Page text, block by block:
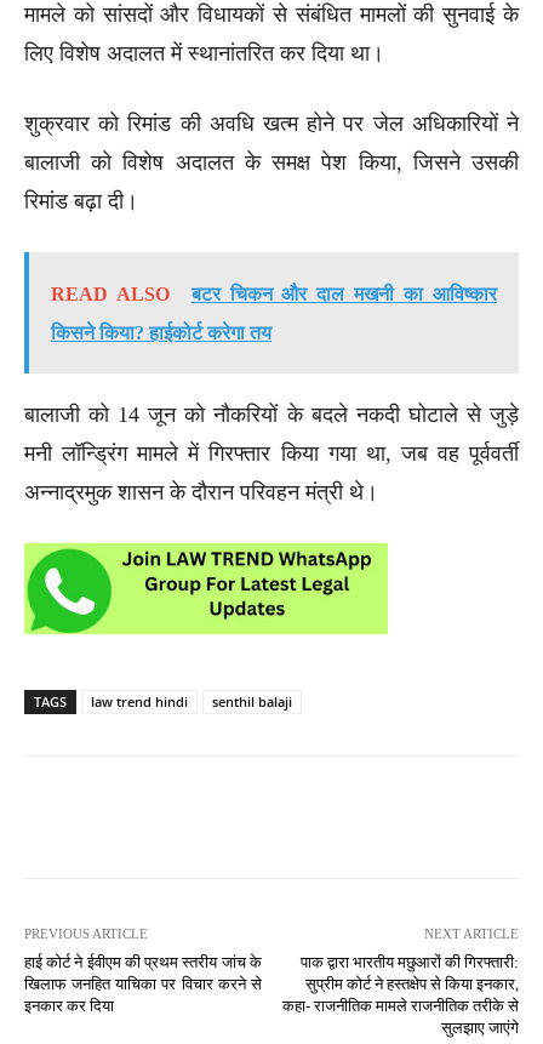
मामले को सांसदों और विधायकों से संबंधित मामलों की सुनवाई के
लिए विशेष अदालत में स्थानांतरित कर दिया था।
शुक्रवार को रिमांड की अवधि खत्म होने पर जेल अधिकारियों ने
बालाजी को विशेष अदालत के समक्ष पेश किया, जिसने उसकी
रिमांड बढ़ा दी।
READ ALSO
बटर चिकन और दाल मखनी का आविष्कार
किसने किया? हाईकोर्ट करेगा तय
बालाजी को 14 जून को नौकरियों के बदले नकदी घोटाले से जुड़े
मनी लॉन्ड्रिंग मामले में गिरफ्तार किया गया था, जब वह पूर्ववर्ती
अन्नाद्रमुक शासन के दौरान परिवहन मंत्री थे।
TAGS law trend hindi senthil balaji
PREVIOUS ARTICLE
हाई कोर्ट ने ईवीएम की प्रथम स्तरीय जांच के
खिलाफ जनहित याचिका पर विचार करने से
इनकार कर दिया
NEXT ARTICLE
पाक द्वारा भारतीय मछुआरों की गिरफ्तारी:
सुप्रीम कोर्ट ने हस्तक्षेप से किया इनकार,
कहा- राजनीतिक मामले राजनीतिक तरीके से
सुलझाए जाएंगे